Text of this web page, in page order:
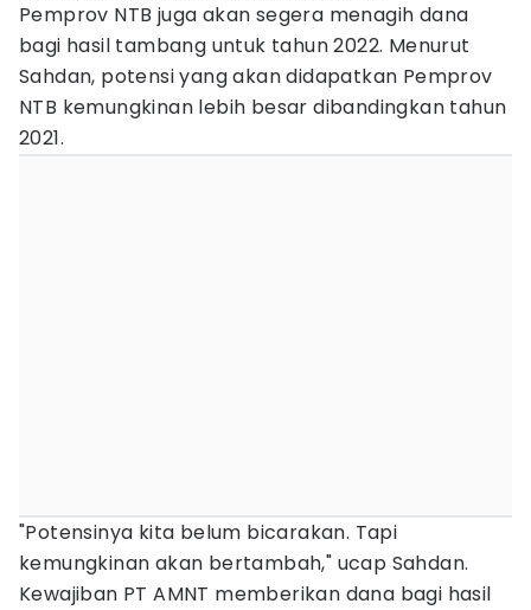
Pemprov NTB juga akan segera menagih dana
bagi hasil tambang untuk tahun 2022. Menurut
Sahdan, potensi yang akan didapatkan Pemprov
NTB kemungkinan lebih besar dibandingkan tahun
2021.
"Potensinya kita belum bicarakan. Tapi
kemungkinan akan bertambah," ucap Sahdan.
Kewajiban PT AMNT memberikan dana bagi hasil